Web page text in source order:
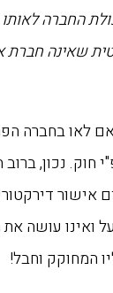
החברה לאותו
שאינה חברת
לאו בחברה
חוק. נכון,
ואינו עושה את
המחוקק וחבל!